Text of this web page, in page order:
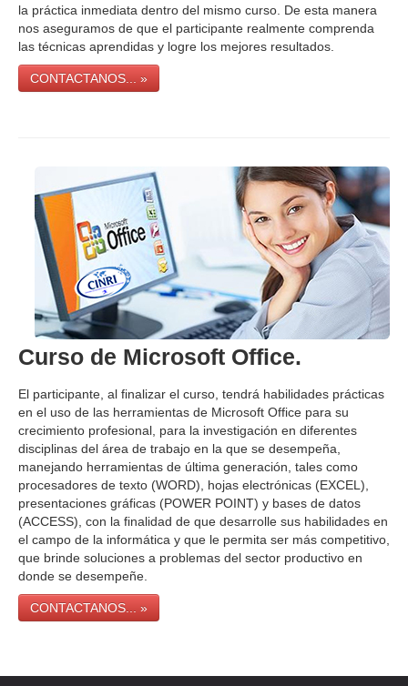
la práctica inmediata dentro del mismo curso. De esta manera
nos aseguramos de que el participante realmente comprenda
las técnicas aprendidas y logre los mejores resultados.
CONTACTANOS... »
Curso de Microsoft Office.
El participante, al finalizar el curso, tendrá habilidades prácticas
en el uso de las herramientas de Microsoft Office para su
crecimiento profesional, para la investigación en diferentes
disciplinas del área de trabajo en la que se desempeña,
manejando herramientas de última generación, tales como
procesadores de texto (WORD), hojas electrónicas (EXCEL),
presentaciones gráficas (POWER POINT) y bases de datos
(ACCESS), con la finalidad de que desarrolle sus habilidades en
el campo de la informática y que le permita ser más competitivo,
que brinde soluciones a problemas del sector productivo en
donde se desempeñe.
CONTACTANOS... »